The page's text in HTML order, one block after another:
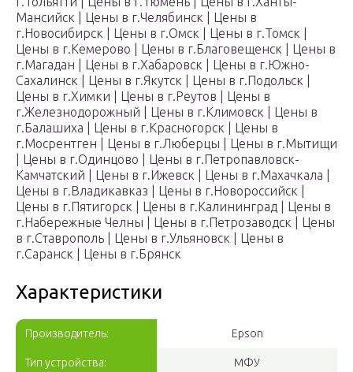
Мансийск | Цены в г.Челябинск | Цены в
г.Новосибирск | Цены в г.Омск | Цены в г.Томск |
Цены в г.Кемерово | Цены в г.Благовещенск | Цены в
г.Магадан | Цены в г.Хабаровск | Цены в г.Южно-
Сахалинск | Цены в г.Якутск | Цены в г.Подольск |
Цены в г.Химки | Цены в г.Реутов | Цены в
г.Железнодорожный | Цены в г.Климовск | Цены в
г.Балашиха | Цены в г.Красногорск | Цены в
г.Мосрентген | Цены в г.Люберцы | Цены в г.Мытищи
| Цены в г.Одинцово | Цены в г.Петропавловск-
Камчатский | Цены в г.Ижевск | Цены в г.Махачкала |
Цены в г.Владикавказ | Цены в г.Новороссийск |
Цены в г.Пятигорск | Цены в г.Калининград | Цены в
г.Набережные Челны | Цены в г.Петрозаводск | Цены
в г.Ставрополь | Цены в г.Ульяновск | Цены в
г.Саранск | Цены в г.Брянск
Характеристики
Производитель: Epson
Тип устройства: МФУ